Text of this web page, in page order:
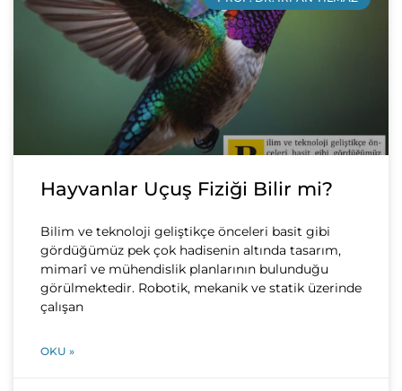
Hayvanlar Uçuş Fiziği Bilir mi?
Bilim ve teknoloji geliştikçe önceleri basit gibi
gördüğümüz pek çok hadisenin altında tasarım,
mimarî ve mühendislik planlarının bulunduğu
görülmektedir. Robotik, mekanik ve statik üzerinde
çalışan
OKU »